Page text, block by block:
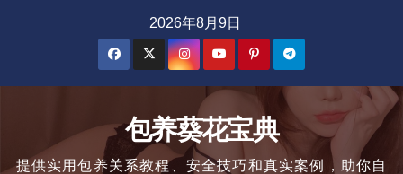
2026年8月9日
包养葵花宝典
提供实用包养关系教程、安全技巧和真实案例，助你自